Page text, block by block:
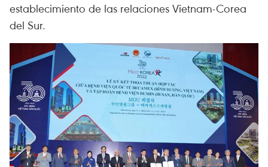
establecimiento de las relaciones Vietnam-Corea
del Sur.